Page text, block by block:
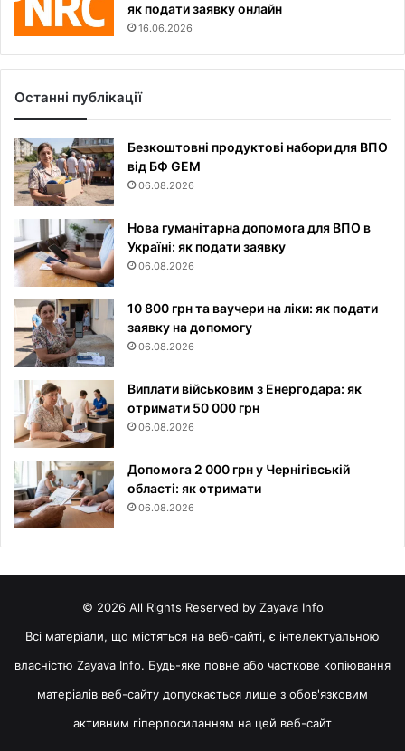
як подати заявку онлайн
16.06.2026
Останні публікації
Безкоштовні продуктові набори для ВПО
від БФ GEM
06.08.2026
Нова гуманітарна допомога для ВПО в
Україні: як подати заявку
06.08.2026
10 800 грн та ваучери на ліки: як подати
заявку на допомогу
06.08.2026
Виплати військовим з Енергодара: як
отримати 50 000 грн
06.08.2026
Допомога 2 000 грн у Чернігівській
області: як отримати
06.08.2026
© 2026 All Rights Reserved by Zayava Info
Всі матеріали, що містяться на веб-сайті, є інтелектуальною
власністю Zayava Info. Будь-яке повне або часткове копіювання
матеріалів веб-сайту допускається лише з обов'язковим
активним гіперпосиланням на цей веб-сайт